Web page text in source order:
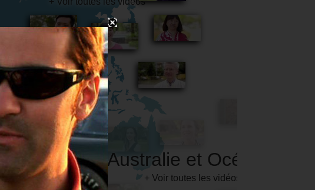
Australie et Océanie
+ Voir toutes les vidéos